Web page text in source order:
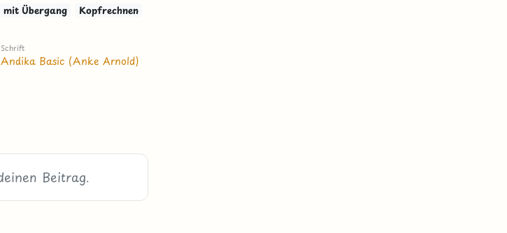
mit Übergang
Kopfrechnen
Schrift
Andika Basic (Anke Arnold)